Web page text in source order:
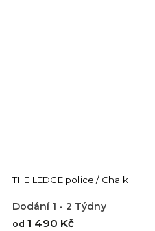
THE LEDGE police / Chalk
Dodání 1 - 2 Týdny
od 1 490 Kč